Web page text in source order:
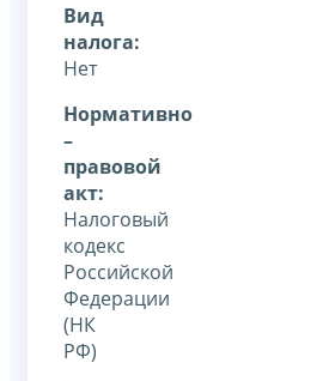
Вид
налога:
Нет
Нормативно
–
правовой
акт:
Налоговый
кодекс
Российской
Федерации
(НК
РФ)